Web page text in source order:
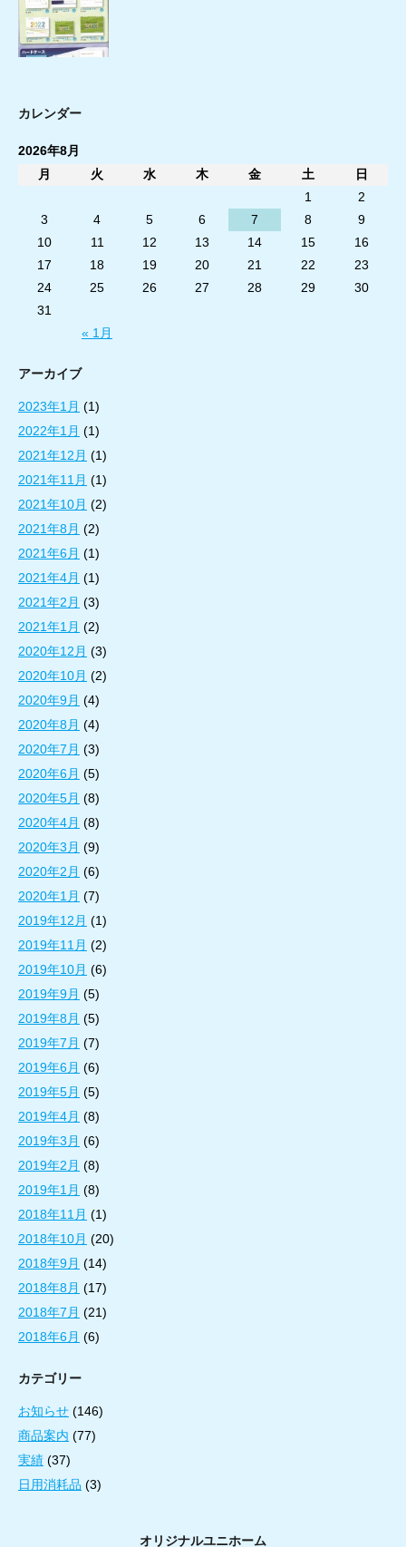
カレンダー
2026年8月
月
火 水 木 金 土 日
« 1月
1
2
3
4 5 6 7 8
9
10
11 12 13 14 15
16
17
18 19 20 21 22
23
24
25 26 27 28 29
30
31
アーカイブ
2023年1月 (1)
2022年1月 (1)
2021年12月 (1)
2021年11月 (1)
2021年10月 (2)
2021年8月 (2)
2021年6月 (1)
2021年4月 (1)
2021年2月 (3)
2021年1月 (2)
2020年12月 (3)
2020年10月 (2)
2020年9月 (4)
2020年8月 (4)
2020年7月 (3)
2020年6月 (5)
2020年5月 (8)
2020年4月 (8)
2020年3月 (9)
2020年2月 (6)
2020年1月 (7)
2019年12月 (1)
2019年11月 (2)
2019年10月 (6)
2019年9月 (5)
2019年8月 (5)
2019年7月 (7)
2019年6月 (6)
2019年5月 (5)
2019年4月 (8)
2019年3月 (6)
2019年2月 (8)
2019年1月 (8)
2018年11月 (1)
2018年10月 (20)
2018年9月 (14)
2018年8月 (17)
2018年7月 (21)
2018年6月 (6)
カテゴリー
お知らせ (146)
商品案内 (77)
実績 (37)
日用消耗品 (3)
オリジナルユニホーム